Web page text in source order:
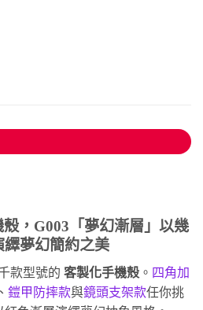
殼，G003「夢幻漸層」以幾
繹夢幻簡約之美
款型號的 客製化手機殼 。 四角加
、 鎧甲防摔款與鏡頭支架款任你挑